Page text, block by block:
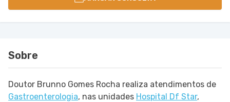
Sobre
Doutor Brunno Gomes Rocha realiza atendimentos de
Gastroenterologia, nas unidades Hospital Df Star,